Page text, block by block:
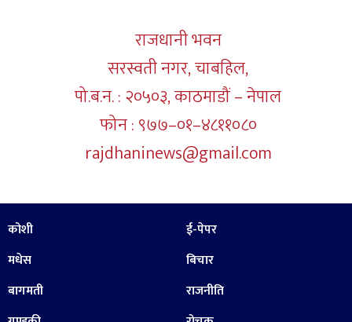
राजधानी भवन
सरस्वती नगर, चाबहिल,
पो.ब.न. : २०५०३, काठमाडौं – नेपाल
फोन : ९७७–०१–४८११०८०
rajdhaninews@gmail.com
कोशी
मधेस
बागमती
ई-पेपर
बिचार
राजनीति